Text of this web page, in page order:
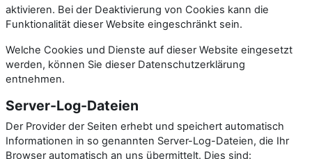
aktivieren. Bei der Deaktivierung von Cookies kann die
Funktionalität dieser Website eingeschränkt sein.
Welche Cookies und Dienste auf dieser Website eingesetzt
werden, können Sie dieser Datenschutzerklärung
entnehmen.
Server-Log-Dateien
Der Provider der Seiten erhebt und speichert automatisch
Informationen in so genannten Server-Log-Dateien, die Ihr
Browser automatisch an uns übermittelt. Dies sind: